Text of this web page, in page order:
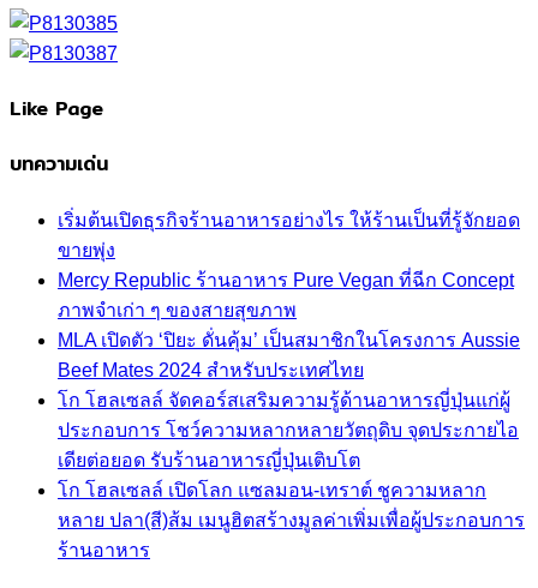
Like Page
บทความเด่น
เริ่มต้นเปิดธุรกิจร้านอาหารอย่างไร ให้ร้านเป็นที่รู้จักยอด
ขายพุ่ง
Mercy Republic ร้านอาหาร Pure Vegan ที่ฉีก Concept
ภาพจำเก่า ๆ ของสายสุขภาพ
MLA เปิดตัว ‘ปิยะ ดั่นคุ้ม’ เป็นสมาชิกในโครงการ Aussie
Beef Mates 2024 สำหรับประเทศไทย
โก โฮลเซลล์ จัดคอร์สเสริมความรู้ด้านอาหารญี่ปุ่นแก่ผู้
ประกอบการ โชว์ความหลากหลายวัตถุดิบ จุดประกายไอ
เดียต่อยอด รับร้านอาหารญี่ปุ่นเติบโต
โก โฮลเซลล์ เปิดโลก แซลมอน-เทราต์ ชูความหลาก
หลาย ปลา(สี)ส้ม เมนูฮิตสร้างมูลค่าเพิ่มเพื่อผู้ประกอบการ
ร้านอาหาร